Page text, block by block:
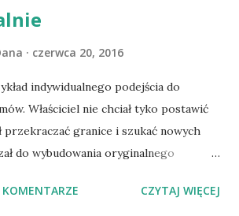
czerwca 20, 2016
indywidualnego podejścia do
Właściciel nie chciał tyko postawić
przekraczać granice i szukać nowych
do wybudowania oryginalnego
inwestora. Litera "K" została
CZYTAJ WIĘCEJ